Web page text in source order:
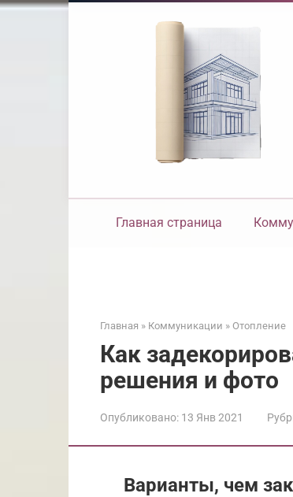
Перейти
Главная страница
Главная » Коммуникации » Отопление
Как
решения и фото
Опубликовано: 13 Янв 2021
Варианты, чем